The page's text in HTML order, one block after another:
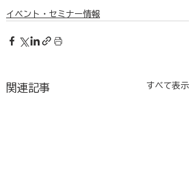
イベント・セミナー情報
関連記事 すべて表示